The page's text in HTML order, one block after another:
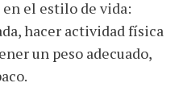
el estilo de vida:
hacer actividad física
un peso adecuado,